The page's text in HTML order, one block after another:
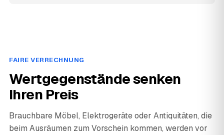
FAIRE VERRECHNUNG
Wertgegenstände senken
Ihren Preis
Brauchbare Möbel, Elektrogeräte oder Antiquitäten, die
beim Ausräumen zum Vorschein kommen, werden vor